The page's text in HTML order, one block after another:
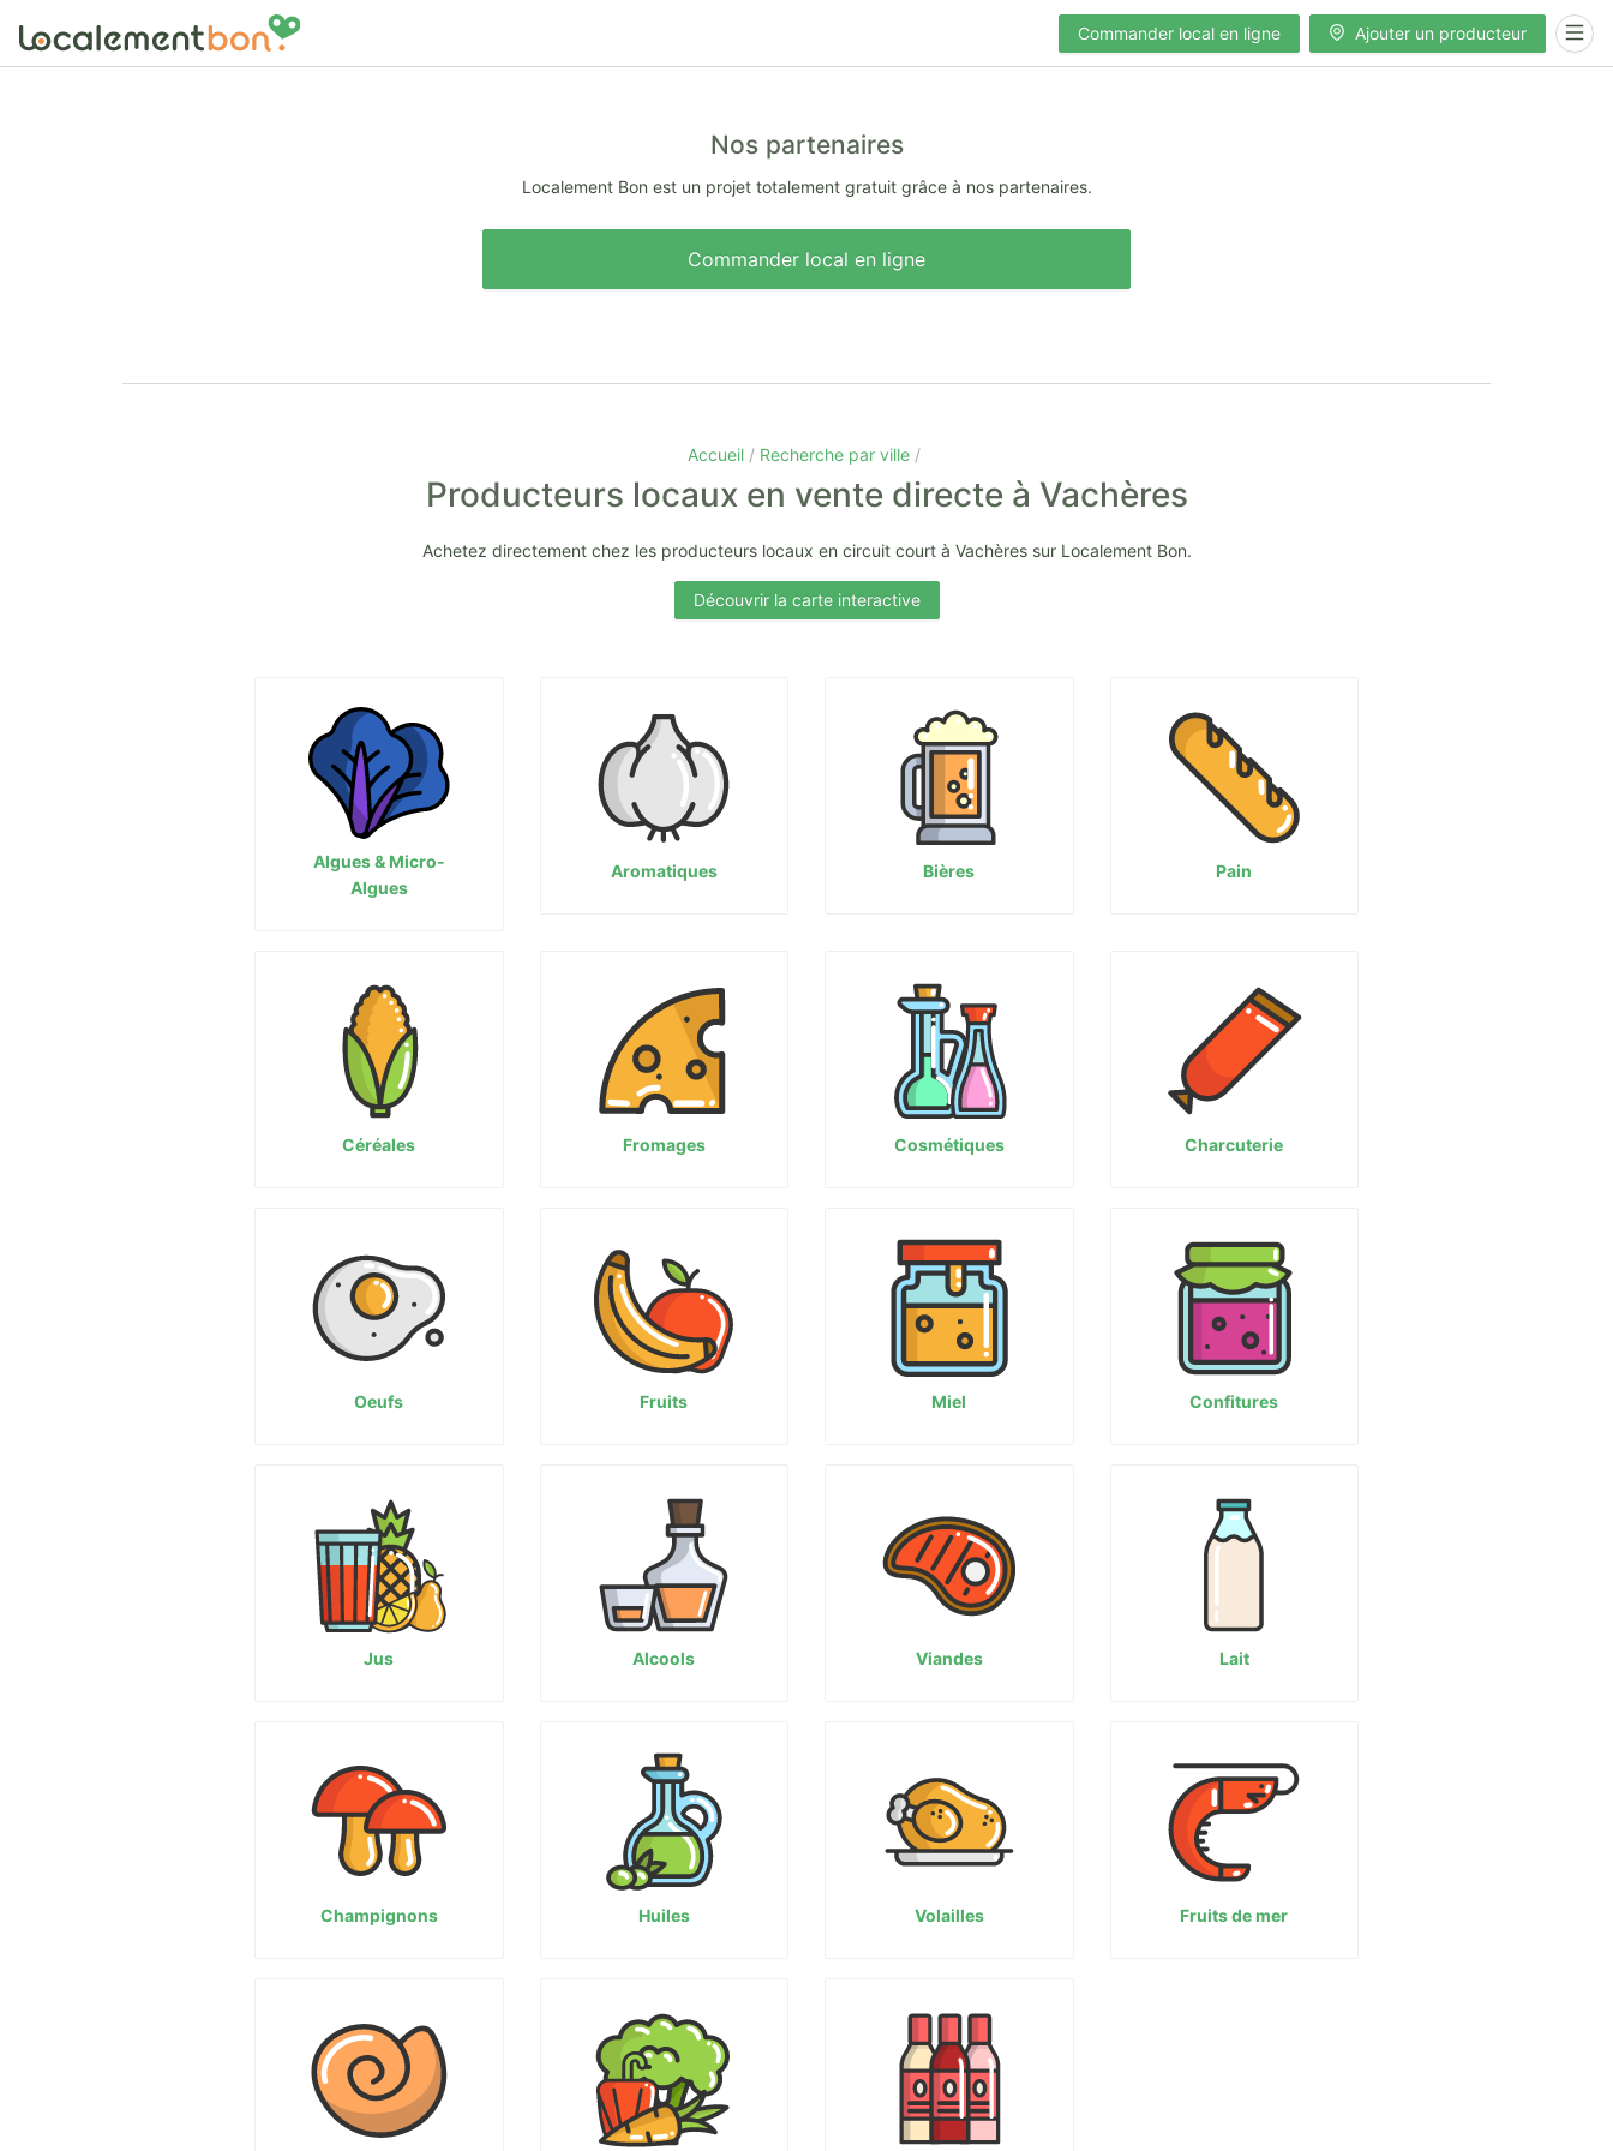
Commander local en ligne Ajouter un producteur
Nos partenaires
Localement Bon est un projet totalement gratuit grâce à nos partenaires.
Commander local en ligne
Accueil Recherche par ville
Producteurs locaux en vente directe à Vachères
Achetez directement chez les producteurs locaux en circuit court à Vachères sur Localement Bon.
Découvrir la carte interactive
Algues & Micro-
Algues
Aromatiques Bières Pain
Céréales Fromages Cosmétiques Charcuterie
Oeufs Fruits Miel Confitures
Jus Alcools Viandes Lait
Champignons Huiles Volailles Fruits de mer